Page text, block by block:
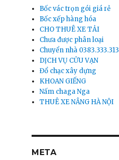
Bốc vác trọn gói giá rẻ
Bốc xếp hàng hóa
CHO THUÊ XE TẢI
Chưa được phân loại
Chuyển nhà 0383.333.313
DỊCH VỤ CỬU VẠN
Đổ chạc xây dựng
KHOAN GIẾNG
Nấm chaga Nga
THUÊ XE NÂNG HÀ NỘI
META